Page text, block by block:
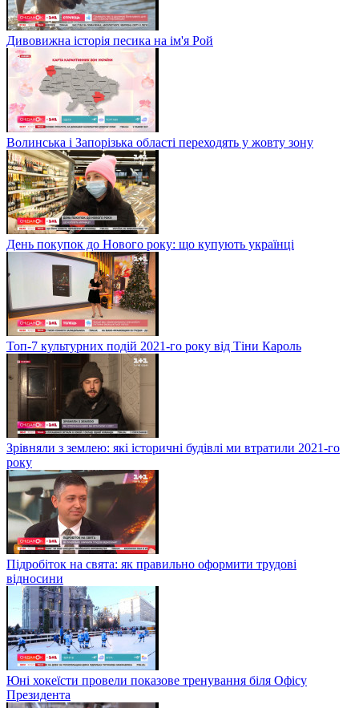
Дивовижна історія песика на ім'я Рой
Волинська і Запорізька області переходять у жовту зону
День покупок до Нового року: що купують українці
Топ-7 культурних подій 2021-го року від Тіни Кароль
Зрівняли з землею: які історичні будівлі ми втратили 2021-го
року
Підробіток на свята: як правильно оформити трудові
відносини
Юні хокеїсти провели показове тренування біля Офісу
Президента